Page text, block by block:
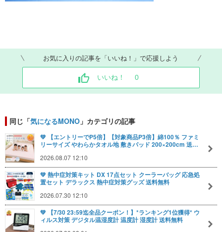
お気に入りの記事を「いいね！」で応援しよう
いいね！ 0
同じ「気になるMONO 」カテゴリの記事
💚 【エントリーでP5倍】【対象商品P3倍】綿100％ ファミ
リーサイズ やわらかタオル地 敷きパッド 200×200cm 送…
2026.08.07 12:10
💚 熱中症対策キット DX 17点セット クーラーバッグ 応急処
置セット デラックス 熱中症対策グッズ 送料無料
2026.07.30 12:10
💚 【7/30 23:59迄全品クーポン！】*ランキング1位獲得* ウ
ィルス対策 デジタル温湿度計 温度計 湿度計 送料無料